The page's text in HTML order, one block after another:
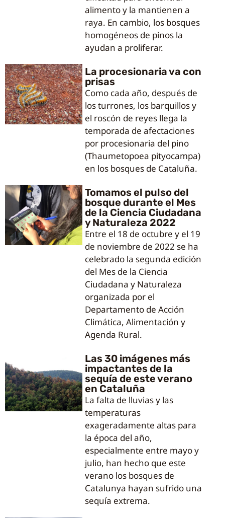
alimento y la mantienen a
raya. En cambio, los bosques
homogéneos de pinos la
ayudan a proliferar.
La procesionaria va con
prisas
Como cada año, después de
los turrones, los barquillos y
el roscón de reyes llega la
temporada de afectaciones
por procesionaria del pino
(Thaumetopoea pityocampa)
en los bosques de Cataluña.
Tomamos el pulso del
bosque durante el Mes
de la Ciencia Ciudadana
y Naturaleza 2022
Entre el 18 de octubre y el 19
de noviembre de 2022 se ha
celebrado la segunda edición
del Mes de la Ciencia
Ciudadana y Naturaleza
organizada por el
Departamento de Acción
Climática, Alimentación y
Agenda Rural.
Las 30 imágenes más
impactantes de la
sequía de este verano
en Cataluña
La falta de lluvias y las
temperaturas
exageradamente altas para
la época del año,
especialmente entre mayo y
julio, han hecho que este
verano los bosques de
Catalunya hayan sufrido una
sequía extrema.